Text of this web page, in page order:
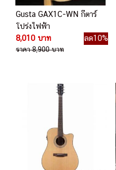
Gusta GAX1C-WN กีตาร์
โปร่งไฟฟ้า
8,010 บาท
ลด10%
ราคา 8,900 บาท